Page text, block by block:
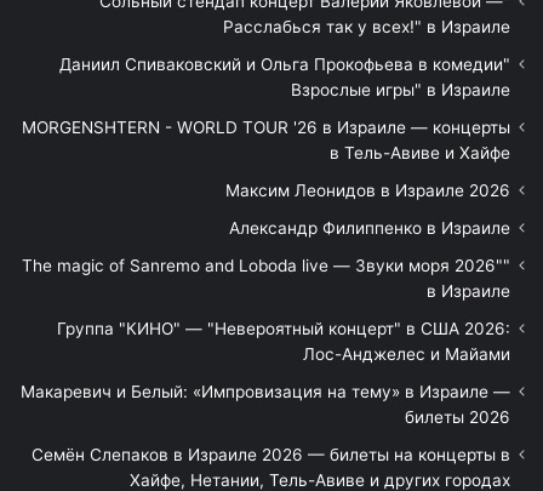
Расслабься так у всех!" в Израиле
"Даниил Спиваковский и Ольга Прокофьева в комедии
Взрослые игры" в Израиле
MORGENSHTERN - WORLD TOUR '26 в Израиле — концерты
в Тель-Авиве и Хайфе
Максим Леонидов в Израиле 2026
Александр Филиппенко в Израиле
"The magic of Sanremo and Loboda live — Звуки моря 2026"
в Израиле
Группа "КИНО" — "Невероятный концерт" в США 2026:
Лос-Анджелес и Майами
Макаревич и Белый: «Импровизация на тему» в Израиле —
билеты 2026
Семён Слепаков в Израиле 2026 — билеты на концерты в
Хайфе, Нетании, Тель-Авиве и других городах